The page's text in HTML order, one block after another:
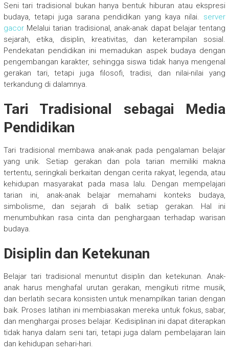
Seni tari tradisional bukan hanya bentuk hiburan atau ekspresi
budaya, tetapi juga sarana pendidikan yang kaya nilai. server
gacorMelalui tarian tradisional, anak-anak dapat belajar tentang
sejarah, etika, disiplin, kreativitas, dan keterampilan sosial.
Pendekatan pendidikan ini memadukan aspek budaya dengan
pengembangan karakter, sehingga siswa tidak hanya mengenal
gerakan tari, tetapi juga filosofi, tradisi, dan nilai-nilai yang
terkandung di dalamnya.
Tari Tradisional sebagai Media
Pendidikan
Tari tradisional membawa anak-anak pada pengalaman belajar
yang unik. Setiap gerakan dan pola tarian memiliki makna
tertentu, seringkali berkaitan dengan cerita rakyat, legenda, atau
kehidupan masyarakat pada masa lalu. Dengan mempelajari
tarian ini, anak-anak belajar memahami konteks budaya,
simbolisme, dan sejarah di balik setiap gerakan. Hal ini
menumbuhkan rasa cinta dan penghargaan terhadap warisan
budaya.
Disiplin dan Ketekunan
Belajar tari tradisional menuntut disiplin dan ketekunan. Anak-
anak harus menghafal urutan gerakan, mengikuti ritme musik,
dan berlatih secara konsisten untuk menampilkan tarian dengan
baik. Proses latihan ini membiasakan mereka untuk fokus, sabar,
dan menghargai proses belajar. Kedisiplinan ini dapat diterapkan
tidak hanya dalam seni tari, tetapi juga dalam pembelajaran lain
dan kehidupan sehari-hari.